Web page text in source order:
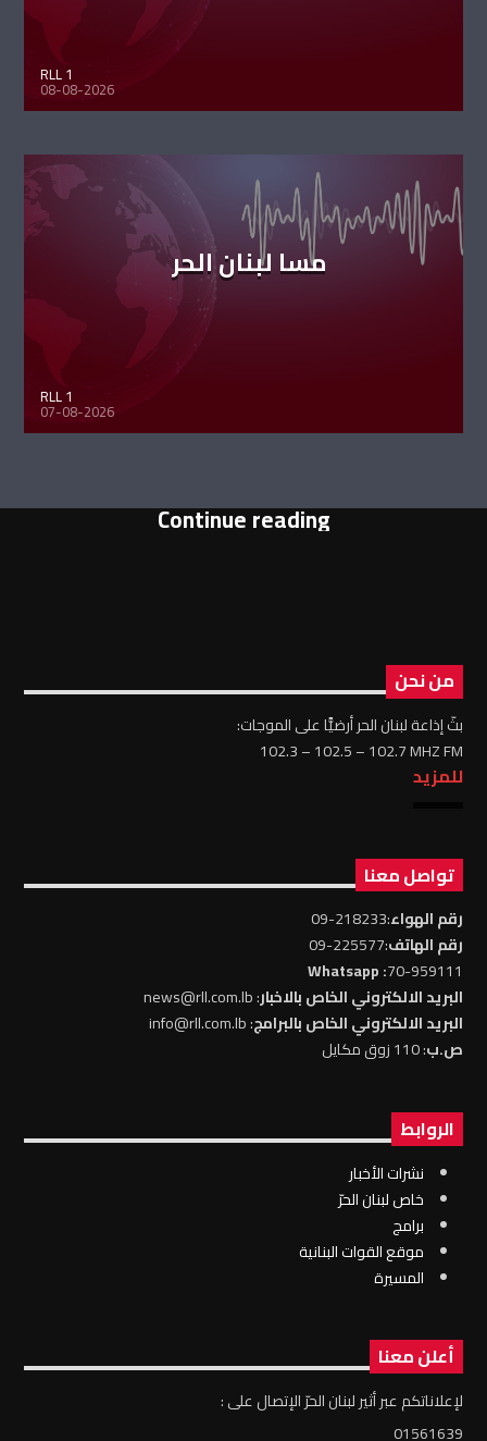
RLL 1
08-08-2026
مسا لبنان الحر
RLL 1
07-08-2026
Continue reading
من نحن
بثّ إذاعة لبنان الحر أرضيًّا على الموجات:
102.3 – 102.5 – 102.7 MHZ FM
للمزيد
تواصل معنا
رقم الهواء:218233-09
رقم الهاتف:225577-09
70-959111
: Whatsapp
البريد الالكتروني الخاص بالاخبار: news@rll.com.lb
البريد الالكتروني الخاص بالبرامج: info@rll.com.lb
ص.ب: 110 زوق مكايل
الروابط
نشرات الأخبار
خاص لبنان الحرّ
برامج
موقع القوات البنانية
المسيرة
أعلن معنا
لإعلاناتكم عبر أثير لبنان الحرّ الإتصال على :
01561639